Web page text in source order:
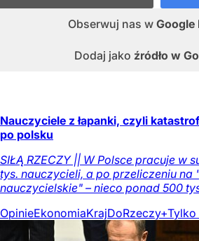
Obserwuj nas w Google
Dodaj jako źródło w
Nauczyciele z łapanki, czyli
po polsku
SIŁĄ RZECZY || W Polsce pracuje w
tys. nauczycieli, a po przeliczeniu na
nauczycielskie" – nieco ponad 500
OpinieEkonomiaKrajDoRzeczy+Tylko